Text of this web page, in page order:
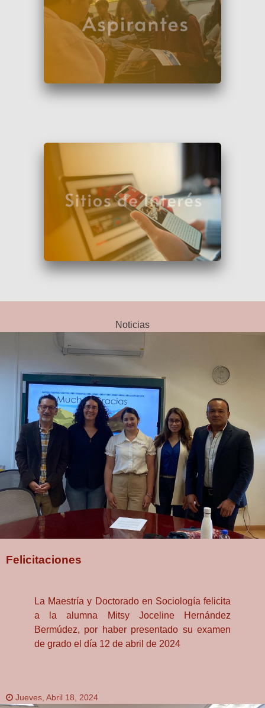
Noticias
Felicitaciones
La Maestría y Doctorado en Sociología felicita
a la alumna Mitsy Joceline Hernández
Bermúdez, por haber presentado su examen
de grado el día 12 de abril de 2024
Jueves, Abril 18, 2024